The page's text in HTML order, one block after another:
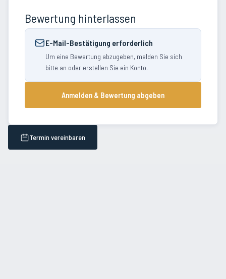
Bewertung hinterlassen
E-Mail-Bestätigung erforderlich
Um eine Bewertung abzugeben, melden Sie sich
bitte an oder erstellen Sie ein Konto.
Anmelden & Bewertung abgeben
Termin vereinbaren